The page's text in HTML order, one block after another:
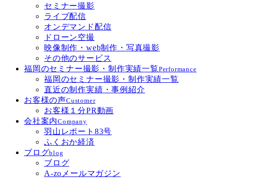
セミナー撮影
ライブ配信
オンデマンド配信
ドローン空撮
映像制作・web制作・写真撮影
その他のサービス
福岡のセミナー撮影・制作実績一覧Performance
福岡のセミナー撮影・制作実績一覧
直近の制作実績・事例紹介
お客様の声Customer
お客様１分PR動画
会社案内Company
羽山レポート83号
ふくおか経済
ブログblog
ブログ
A-zoメールマガジン